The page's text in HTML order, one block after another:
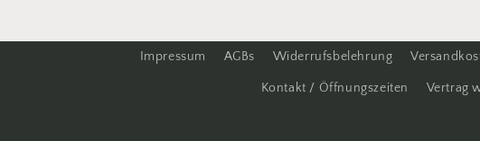
Impressum AGBs Widerrufsbelehrung
Kontakt / Öffnungszeiten Vertrag